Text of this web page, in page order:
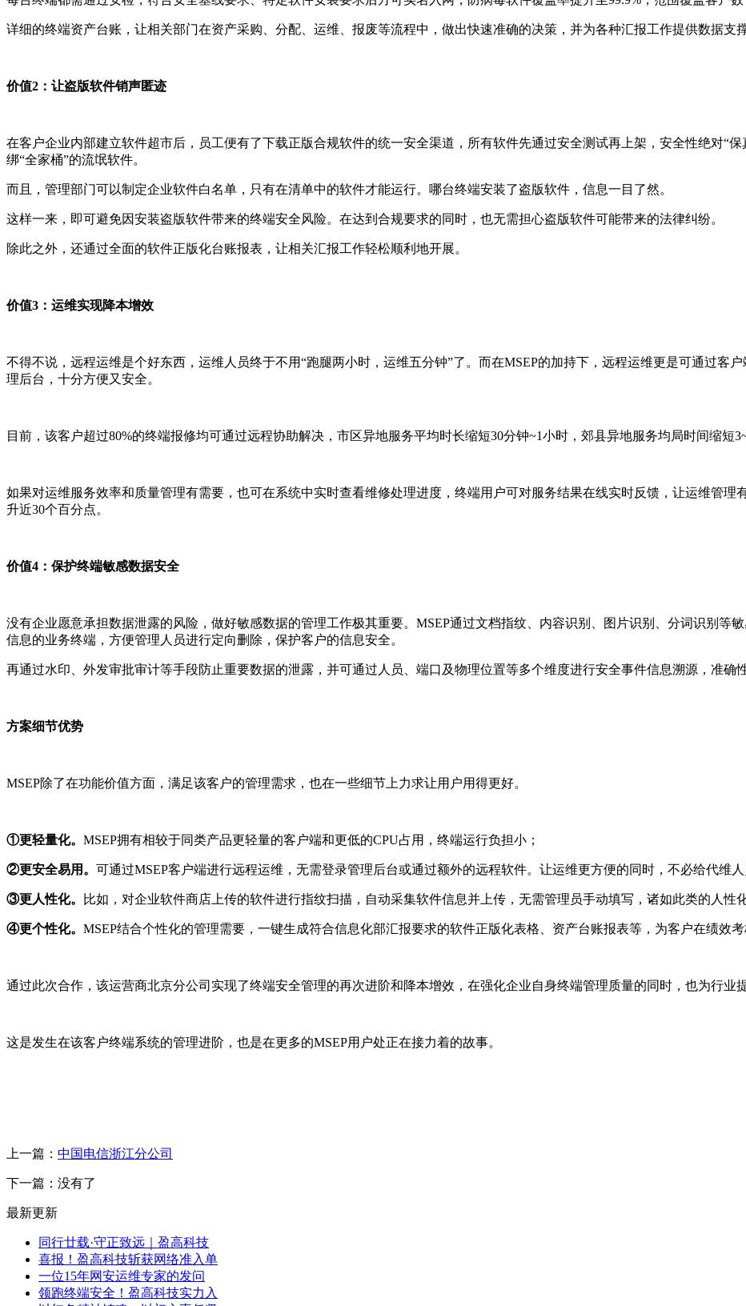
详细的终端资产台账，让相关部门在资产采购、分配、运维、报废等流程中，做出快速准确的决策，并为各种汇报工作提供数据支撑
价值2 ：让盗版软件销声匿迹
在客户企业内部建立软件超市后，员工便有了下载正版合规软件的统一安全渠道，所有软件先通过安全测试再上架，安全性绝对“保
绑“全家桶”的流氓软件。
而且，管理部门可以制定企业软件白名单，只有在清单中的软件才能运行。哪台终端安装了盗版软件，信息一目了然。
这样一来，即可避免因安装盗版软件带来的终端安全风险。在达到合规要求的同时，也无需担心盗版软件可能带来的法律纠纷。
除此之外，还通过全面的软件正版化台账报表，让相关汇报工作轻松顺利地开展。
价值3 ：运维实现降本增效
不得不说，远程运维是个好东西，运维人员终于不用“跑腿两小时，运维五分钟”了。而在MSEP的加持下，远程运维更是可通过客
理后台，十分方便又安全。
目前，该客户超过80%的终端报修均可通过远程协助解决，市区异地服务平均时长缩短30分钟~1小时，郊县异地服务均局时间缩短
如果对运维服务效率和质量管理有需要，也可在系统中实时查看维修处理进度，终端用户可对服务结果在线实时反馈，让运维管理
升近30个百分点。
价值4 ：保护终端敏感数据安全
没有企业愿意承担数据泄露的风险，做好敏感数据的管理工作极其重要。 MSEP通过文档指纹、内容识别、图片识别、分词识别等
信息的业务终端，方便管理人员进行定向删除，保护客户的信息安全。
再通过水印、外发审批审计等手段防止重要数据的泄露，并可通过人员、端口及物理位置等多个维度进行安全事件信息溯源，准确
方案细节优势
MSEP除了在功能价值方面，满足该客户的管理需求，也在一些细节上力求让用户用得更好。
①更轻量化。 MSEP拥有相较于同类产品更轻量的客户端和更低的CPU占用，终端运行负担小；
②更安全易用。 可通过MSEP客户端进行远程运维，无需登录管理后台或通过额外的远程软件。让运维更方便的同时，不必给代维
③更人性化。 比如，对企业软件商店上传的软件进行指纹扫描，自动采集软件信息并上传，无需管理员手动填写，诸如此类的人性
④更个性化。 MSEP结合个性化的管理需要，一键生成符合信息化部汇报要求的软件正版化表格、资产台账报表等，为客户在绩效考
通过此次合作，该运营商北京分公司实现了终端安全管理的再次进阶和降本增效，在强化企业自身终端管理质量的同时，也为行业
这是发生在该客户终端系统的管理进阶，也是在更多的MSEP用户处正在接力着的故事。
上一篇： 中国电信浙江分公司
下一篇：没有了
最新更新
同行廿载·守正致远｜盈高科技
喜报！盈高科技斩获网络准入单
一位15年网安运维专家的发问
领跑终端安全！盈高科技实力入